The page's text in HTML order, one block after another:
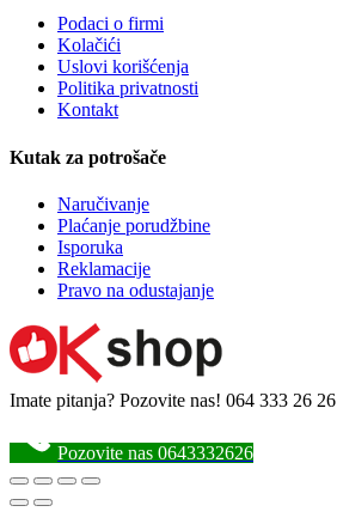
Podaci o firmi
Kolačići
Uslovi korišćenja
Politika privatnosti
Kontakt
Kutak za potrošače
Naručivanje
Plaćanje porudžbine
Isporuka
Reklamacije
Pravo na odustajanje
Imate pitanja? Pozovite nas! 064 333 26 26
Pozovite nas 0643332626